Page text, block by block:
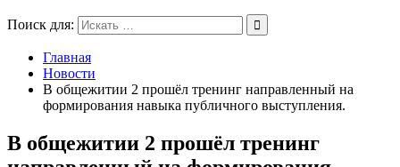
Поиск для:
Главная
Новости
В общежитии 2 прошёл тренинг направленный на
формирования навыка публичного выступления.
В общежитии 2 прошёл тренинг